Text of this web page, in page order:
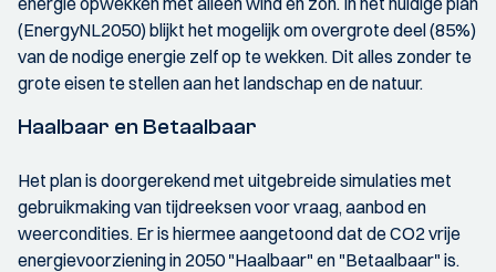
(EnergyNL2050) blijkt het mogelijk om overgrote deel (85%)
van de nodige energie zelf op te wekken. Dit alles zonder te
grote eisen te stellen aan het landschap en de natuur.
Haalbaar en Betaalbaar
Het plan is doorgerekend met uitgebreide simulaties met
gebruikmaking van tijdreeksen voor vraag, aanbod en
weercondities. Er is hiermee aangetoond dat de CO2 vrije
energievoorziening in 2050 "Haalbaar" en "Betaalbaar" is.